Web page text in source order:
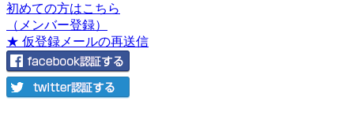
初めての方はこちら
（メンバー登録）
★ 仮登録メールの再送信